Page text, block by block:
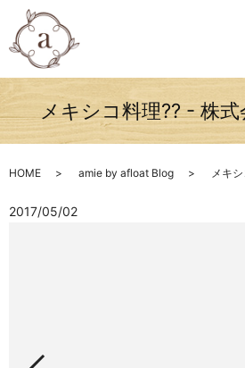
メキシコ料理?? - 株
HOME amie by afloat Blog メキ
2017/05/02